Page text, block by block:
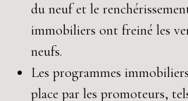
du neuf et le
immobiliers ont freiné les
neufs.
Les programmes
place par les promoteurs,